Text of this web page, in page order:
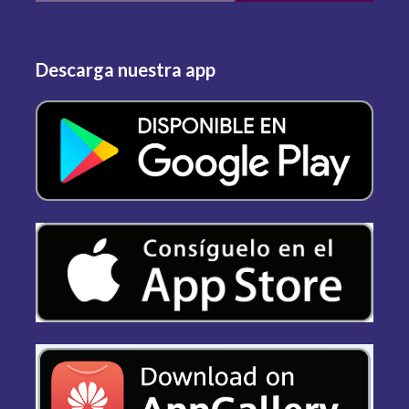
Descarga nuestra app